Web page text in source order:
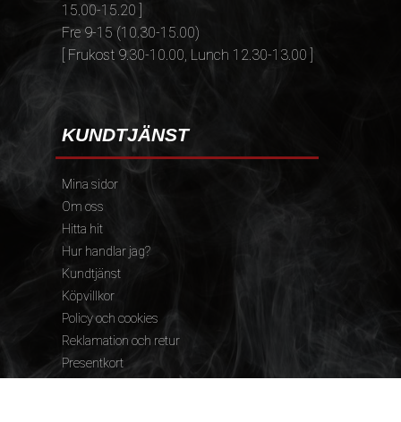
15.00-15.20 ]
Fre 9-15 (10.30-15.00)
[ Frukost 9.30-10.00, Lunch 12.30-13.00 ]
KUNDTJÄNST
Mina sidor
Om oss
Hitta hit
Hur handlar jag?
Kundtjänst
Köpvillkor
Policy och cookies
Reklamation och retur
Presentkort